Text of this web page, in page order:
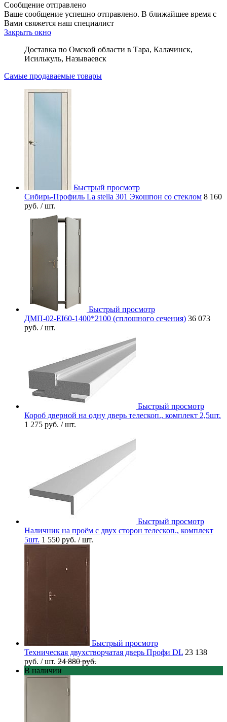
Сообщение отправлено
Ваше сообщение успешно отправлено. В ближайшее время с
Вами свяжется наш специалист
Закрыть окно
Доставка по Омской области в Тара, Калачинск,
Исилькуль, Называевск
Самые продаваемые товары
Быстрый просмотр
Сибирь-Профиль La stella 301 Экошпон со стеклом 8 160
руб. / шт.
Быстрый просмотр
ДМП-02-EI60-1400*2100 (сплошного сечения) 36 073
руб. / шт.
Быстрый просмотр
Короб дверной на одну дверь телескоп., комплект 2,5шт.
1 275 руб. / шт.
Быстрый просмотр
Наличник на проём с двух сторон телескоп., комплект
5шт. 1 550 руб. / шт.
Быстрый просмотр
Техническая двухстворчатая дверь Профи DL 23 138
руб. / шт. 24 880 руб.
В наличии